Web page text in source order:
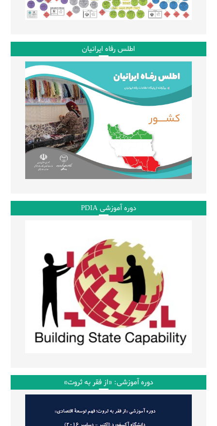
اطلس رفاه ایرانیان
دوره آموزشی PDIA
دوره آموزشی: «از فقر به ثروت»